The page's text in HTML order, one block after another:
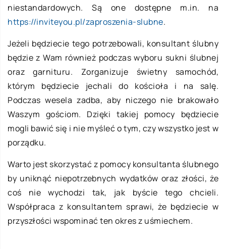
niestandardowych. Są one dostępne m.in. na
https://inviteyou.pl/zaproszenia-slubne.
Jeżeli będziecie tego potrzebowali, konsultant ślubny
będzie z Wam również podczas wyboru sukni ślubnej
oraz garnituru. Zorganizuje świetny samochód,
którym będziecie jechali do kościoła i na salę.
Podczas wesela zadba, aby niczego nie brakowało
Waszym gościom. Dzięki takiej pomocy będziecie
mogli bawić się i nie myśleć o tym, czy wszystko jest w
porządku.
Warto jest skorzystać z pomocy konsultanta ślubnego
by uniknąć niepotrzebnych wydatków oraz złości, że
coś nie wychodzi tak, jak byście tego chcieli.
Współpraca z konsultantem sprawi, że będziecie w
przyszłości wspominać ten okres z uśmiechem.